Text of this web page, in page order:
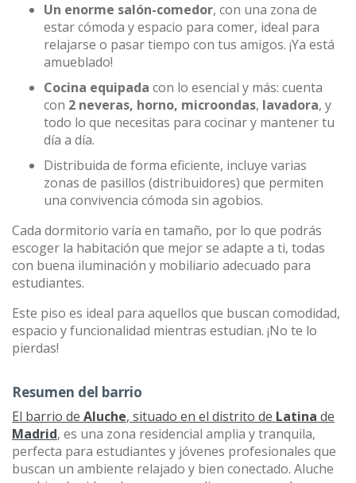
Un enorme salón-comedor, con una zona de
estar cómoda y espacio para comer, ideal para
relajarse o pasar tiempo con tus amigos. ¡Ya está
amueblado!
Cocina equipada con lo esencial y más: cuenta
con 2 neveras, horno, microondas, lavadora, y
todo lo que necesitas para cocinar y mantener tu
día a día.
Distribuida de forma eficiente, incluye varias
zonas de pasillos (distribuidores) que permiten
una convivencia cómoda sin agobios.
Cada dormitorio varía en tamaño, por lo que podrás
escoger la habitación que mejor se adapte a ti, todas
con buena iluminación y mobiliario adecuado para
estudiantes.
Este piso es ideal para aquellos que buscan comodidad,
espacio y funcionalidad mientras estudian. ¡No te lo
pierdas!
Resumen del barrio
El barrio de Aluche, situado en el distrito de Latina de
Madrid, es una zona residencial amplia y tranquila,
perfecta para estudiantes y jóvenes profesionales que
buscan un ambiente relajado y bien conectado. Aluche